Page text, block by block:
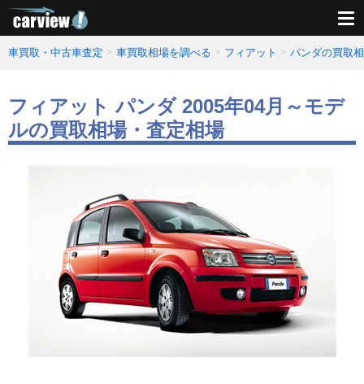
車買取・中古車査定 車買取相場を調べる フィアット パンダの買取
フィアット パンダ 2005年04月～モデ
ルの買取相場・査定相場